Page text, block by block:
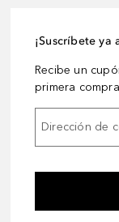
¡Suscríbete ya
Recibe un
primera compra
Dirección de